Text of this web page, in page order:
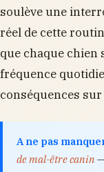
soulève une
réel de cette
que chaque
fréquence
conséquences
A ne pas
de mal-être canin